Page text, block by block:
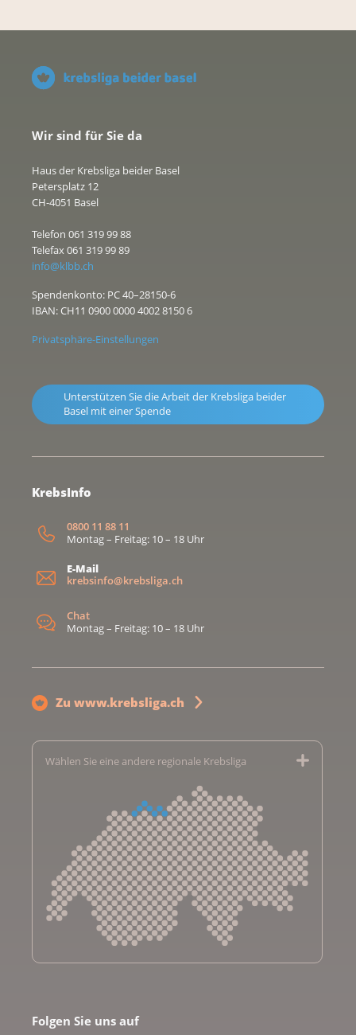
Wir sind für Sie da
Haus der Krebsliga beider Basel
Petersplatz 12
CH-4051 Basel
Telefon 061 319 99 88
Telefax 061 319 99 89
info@klbb.ch
Spendenkonto: PC 40–28150-6
IBAN: CH11 0900 0000 4002 8150 6
Privatsphäre-Einstellungen
Unterstützen Sie die Arbeit der Krebsliga beider
Basel mit einer Spende
KrebsInfo
0800 11 88 11
Montag – Freitag: 10 – 18 Uhr
E-Mail
krebsinfo@krebsliga.ch
Chat
Montag – Freitag: 10 – 18 Uhr
Zu www.krebsliga.ch
Wählen Sie eine andere regionale Krebsliga
Krebsliga Bern
Folgen Sie uns auf